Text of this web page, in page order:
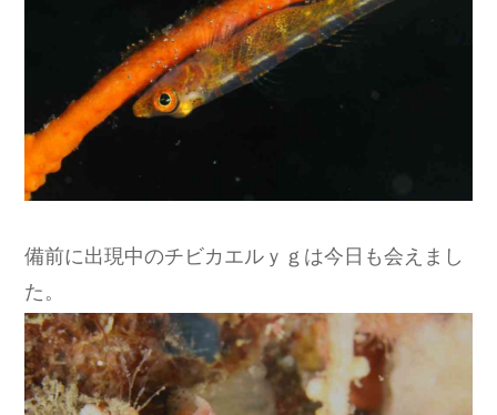
備前に出現中のチビカエルｙｇは今日も会えまし
た。